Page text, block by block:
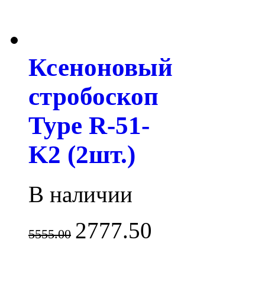
Ксеноновый
стробоскоп
Type R-51-
K2 (2шт.)
В наличии
5555.00 2777.50